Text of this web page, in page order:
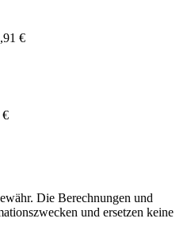
€
€
Die Berechnungen und
und ersetzen keine